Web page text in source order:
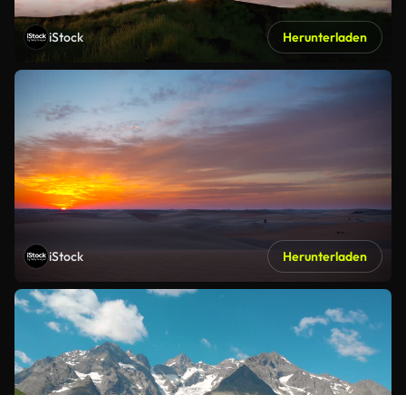
iStock Herunterladen
iStock Herunterladen